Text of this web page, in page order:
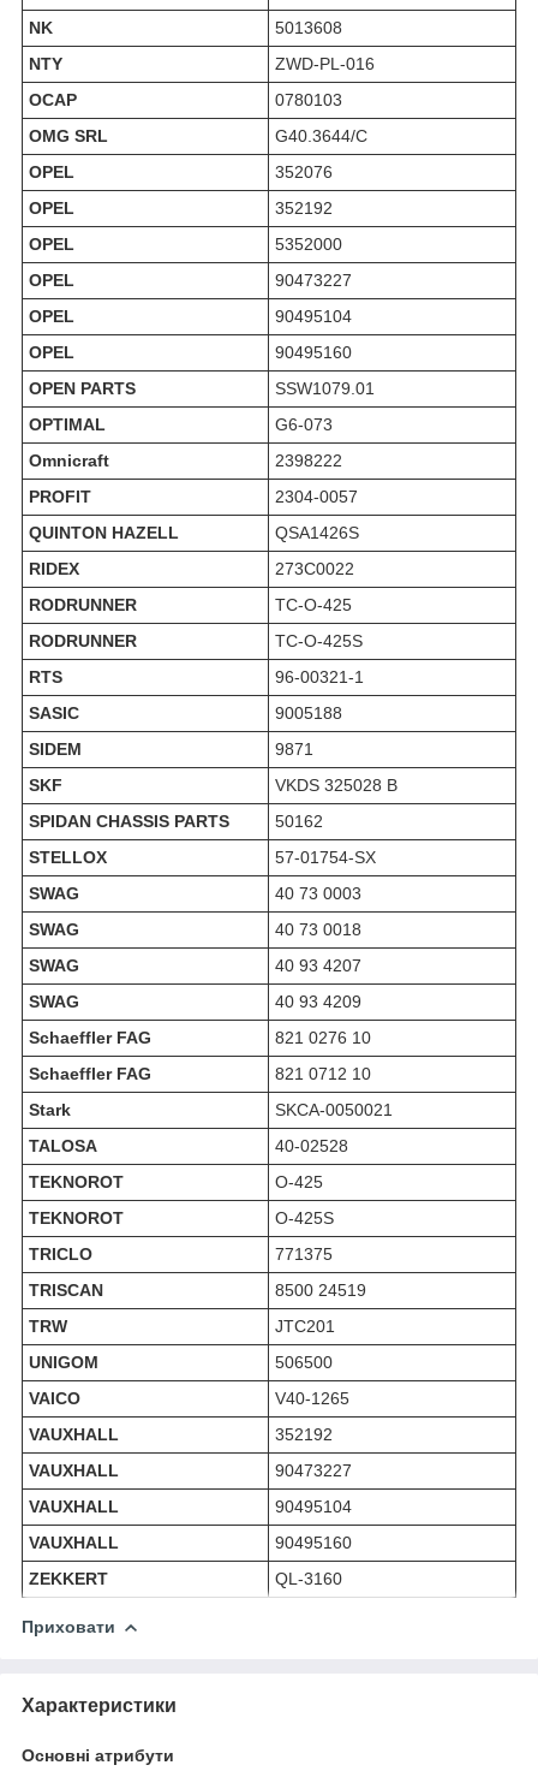
NK
5013608
NTY
ZWD-PL-016
OCAP
0780103
OMG SRL
G40.3644/C
OPEL
352076
OPEL
352192
OPEL
5352000
OPEL
90473227
OPEL
90495104
OPEL
90495160
OPEN PARTS
SSW1079.01
OPTIMAL
G6-073
Omnicraft
2398222
PROFIT
2304-0057
QUINTON HAZELL
QSA1426S
RIDEX
273C0022
RODRUNNER
TC-O-425
RODRUNNER
TC-O-425S
RTS
96-00321-1
SASIC
9005188
SIDEM
9871
SKF
VKDS 325028 B
SPIDAN CHASSIS PARTS
50162
STELLOX
57-01754-SX
SWAG
40 73 0003
SWAG
40 73 0018
SWAG
40 93 4207
SWAG
40 93 4209
Schaeffler FAG
821 0276 10
Schaeffler FAG
821 0712 10
Stark
SKCA-0050021
TALOSA
40-02528
TEKNOROT
O-425
TEKNOROT
O-425S
TRICLO
771375
TRISCAN
8500 24519
TRW
JTC201
UNIGOM
506500
VAICO
V40-1265
VAUXHALL
352192
VAUXHALL
90473227
VAUXHALL
90495104
VAUXHALL
90495160
ZEKKERT
QL-3160
Приховати
Характеристики
Основні атрибути